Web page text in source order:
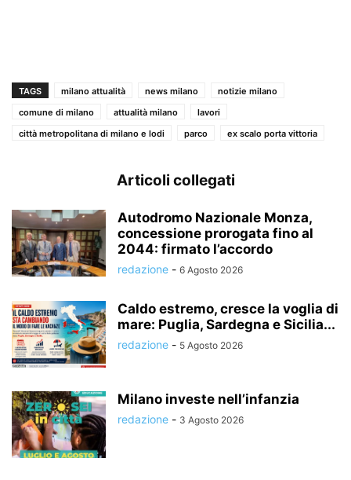
TAGS milano attualità news milano
notizie milano
comune di milano
attualità milano
lavori
città metropolitana di milano e lodi
parco ex scalo porta vittoria
Articoli collegati
Autodromo Nazionale Monza,
concessione prorogata fino al
2044: firmato l’accordo
redazione - 6 Agosto 2026
Caldo estremo, cresce la voglia di
mare: Puglia, Sardegna e Sicilia...
redazione - 5 Agosto 2026
Milano investe nell’infanzia
redazione - 3 Agosto 2026